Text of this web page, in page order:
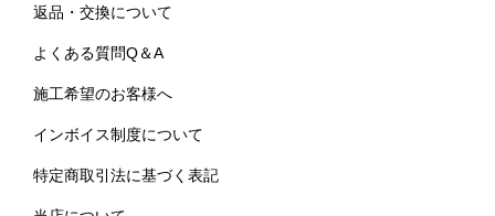
返品・交換について
よくある質問Q＆A
施工希望のお客様へ
インボイス制度について
特定商取引法に基づく表記